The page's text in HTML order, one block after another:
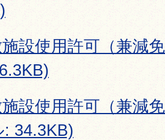
設使用許可（兼減
設使用許可（兼減
34.3KB)